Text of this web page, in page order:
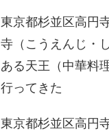
東京都杉並区高円
寺（こうえんじ・
ある天王（中華料
行ってきた
東京都杉並区高円